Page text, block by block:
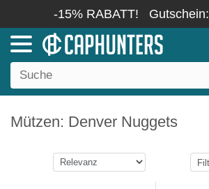
-15% RABATT! Gutschein:
Mützen: Denver Nuggets